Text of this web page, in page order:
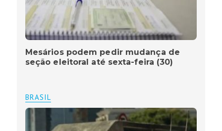
Mesários podem pedir mudança de
seção eleitoral até sexta-feira (30)
BRASIL